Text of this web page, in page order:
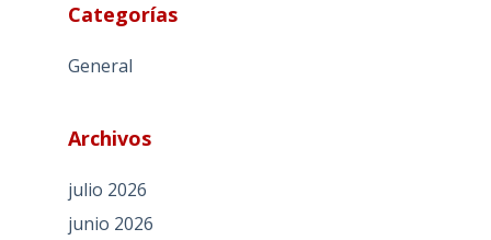
Categorías
General
Archivos
julio 2026
junio 2026